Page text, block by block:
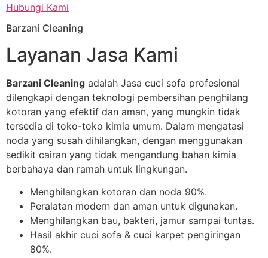
Hubungi Kami
Barzani Cleaning
Layanan Jasa Kami
Barzani Cleaning adalah Jasa cuci sofa profesional
dilengkapi dengan teknologi pembersihan penghilang
kotoran yang efektif dan aman, yang mungkin tidak
tersedia di toko-toko kimia umum. Dalam mengatasi
noda yang susah dihilangkan, dengan menggunakan
sedikit cairan yang tidak mengandung bahan kimia
berbahaya dan ramah untuk lingkungan.
Menghilangkan kotoran dan noda 90%.
Peralatan modern dan aman untuk digunakan.
Menghilangkan bau, bakteri, jamur sampai tuntas.
Hasil akhir cuci sofa & cuci karpet pengiringan
80%.